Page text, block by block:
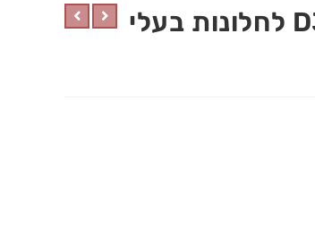
מנקה חלונות מגנטי גליידר D3 לחלונות בעלי